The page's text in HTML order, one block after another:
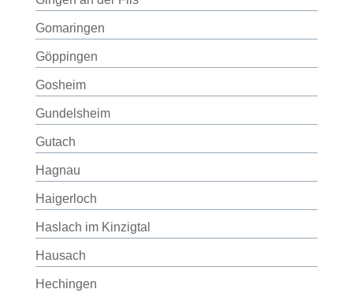
Gomaringen
Göppingen
Gosheim
Gundelsheim
Gutach
Hagnau
Haigerloch
Haslach im Kinzigtal
Hausach
Hechingen